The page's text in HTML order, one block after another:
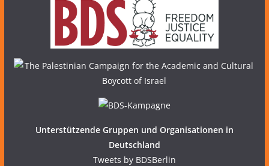
Unterstützende Gruppen und Organisationen in
Deutschland
Tweets by BDSBerlin